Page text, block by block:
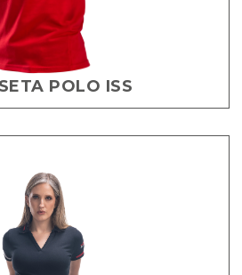
POLO ISS